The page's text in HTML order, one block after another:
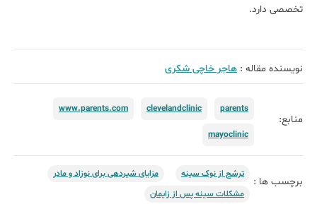
تخصصی دارد.
نویسنده مقاله : هاجر خاچی شکری
منابع:
parents
clevelandclinic
www.parents.com
mayoclinic
برچسب ها :
ترشح از نوک سینه
مزایای شیردهی برای نوزاد و مادر
مشکلات سینه پس از زایمان